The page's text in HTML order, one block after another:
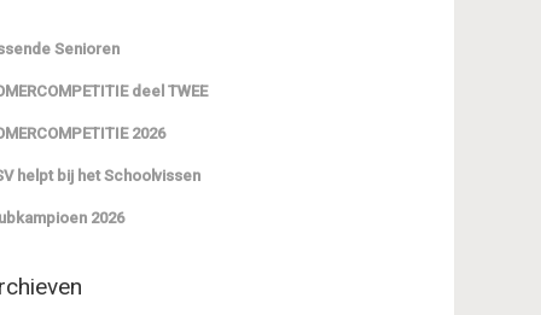
Senioren
deel TWEE
2026
helpt bij het Schoolvissen
2026